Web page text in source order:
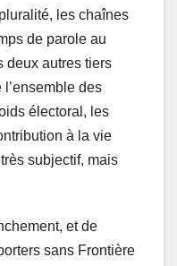
les chaînes
de parole au
deux autres tiers
des
électoral, les
à la vie
subjectif, mais
et de
sans Frontière